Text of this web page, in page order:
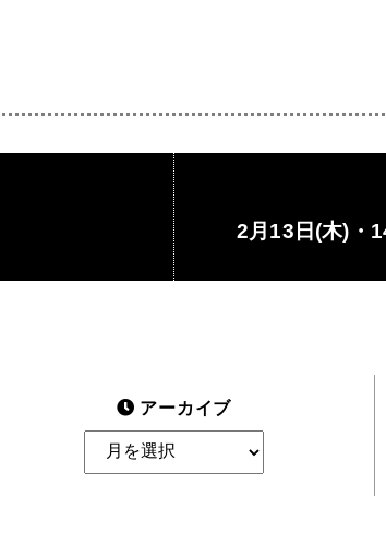
Next2月13日(木)・
アーカイブ
ー